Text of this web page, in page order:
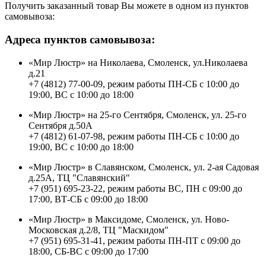
Получить заказанный товар Вы можете в одном из пунктов
самовывоза:
Адреса пунктов самовывоза:
«Мир Люстр» на Николаева, Смоленск, ул.Николаева
д.21
+7 (4812) 77-00-09, режим работы ПН-СБ с 10:00 до
19:00, ВС с 10:00 до 18:00
«Мир Люстр» на 25-го Сентября, Смоленск, ул. 25-го
Сентября д.50А
+7 (4812) 61-07-98, режим работы ПН-СБ с 10:00 до
19:00, ВС с 10:00 до 18:00
«Мир Люстр» в Славянском, Смоленск, ул. 2-ая Садовая
д.25А, ТЦ "Славянский"
+7 (951) 695-23-22, режим работы ВС, ПН с 09:00 до
17:00, ВТ-СБ с 09:00 до 18:00
«Мир Люстр» в Максидоме, Смоленск, ул. Ново-
Московская д.2/8, ТЦ "Маскидом"
+7 (951) 695-31-41, режим работы ПН-ПТ с 09:00 до
18:00, СБ-ВС с 09:00 до 17:00